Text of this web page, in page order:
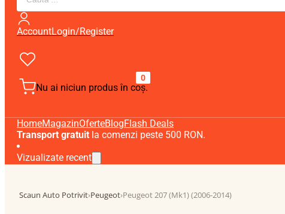
AccountLogin/Register
0
Nu ai niciun produs în coș.
HomeMagazinOferteBlogFlash Deals
Transport gratuit la comenzi peste 500 RON.
Vizualizate recent
Scaun Auto Potrivit›Peugeot›Peugeot 207 (Mk1) (2006-2014)